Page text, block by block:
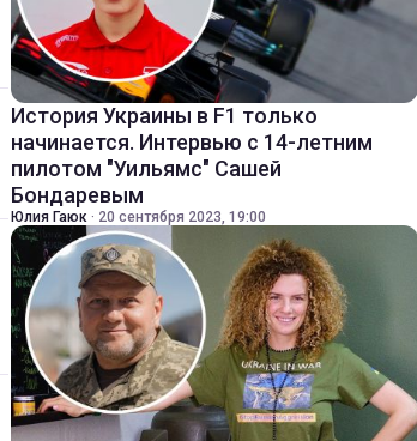
История Украины в F1 только
начинается. Интервью с 14-летним
пилотом "Уильямс" Сашей
Бондаревым
Юлия Гаюк · 20 сентября 2023, 19:00